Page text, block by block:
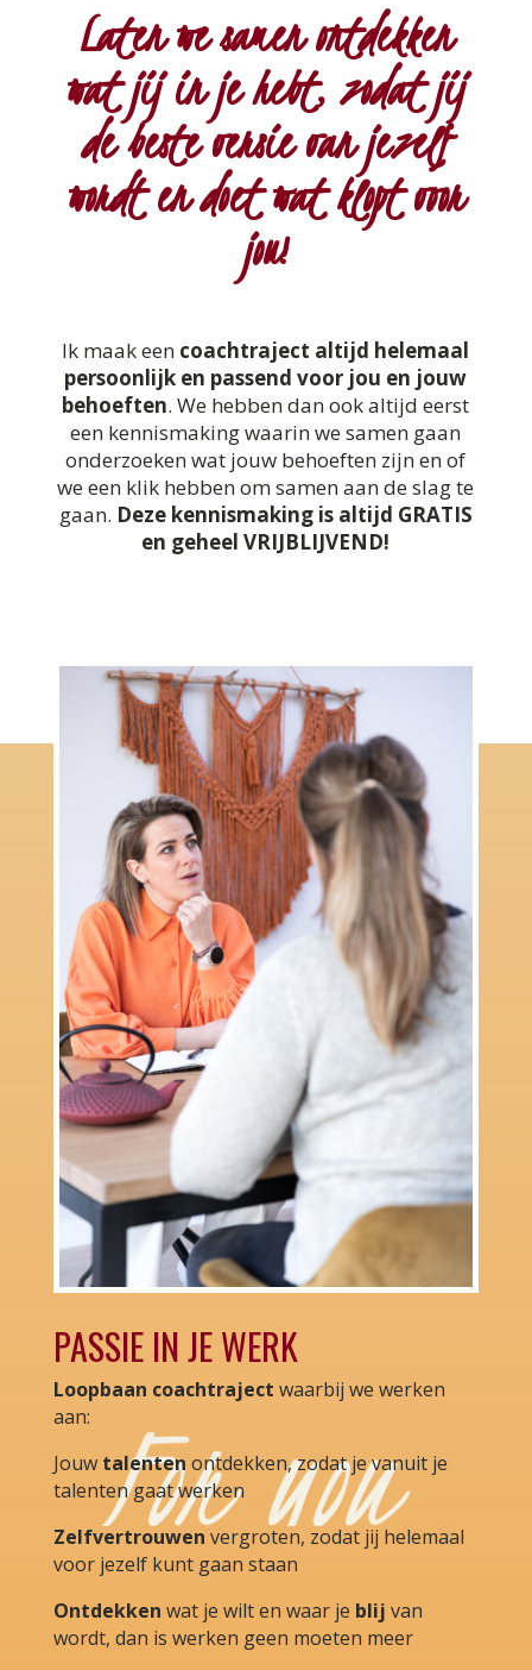
Laten we samen ontdekken
wat jij in je hebt, zodat jij
de beste versie van jezelf
wordt en doet wat klopt voor
jou!
Ik maak een coachtraject altijd helemaal
persoonlijk en passend voor jou en jouw
behoeften. We hebben dan ook altijd eerst
een kennismaking waarin we samen gaan
onderzoeken wat jouw behoeften zijn en of
we een klik hebben om samen aan de slag te
gaan. Deze kennismaking is altijd GRATIS
en geheel VRIJBLIJVEND!
PASSIE IN JE WERK
Loopbaan coachtraject waarbij we werken
aan:
Jouwtalentenontdekken, zodat je vanuit je
talenten gaat werken
Zelfvertrouwen vergroten, zodat jij helemaal
voor jezelf kunt gaan staan
Ontdekken wat je wilt en waar je blij van
wordt, dan is werken geen moeten meer